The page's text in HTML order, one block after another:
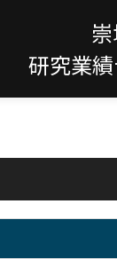
研究業